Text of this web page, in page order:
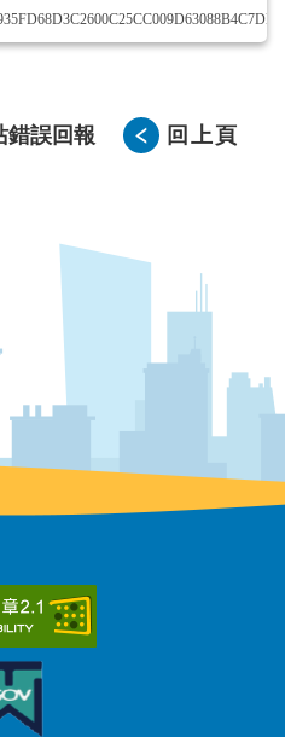
錯誤回報 回上頁